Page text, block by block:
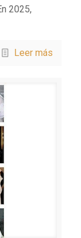
2025,
Leer más